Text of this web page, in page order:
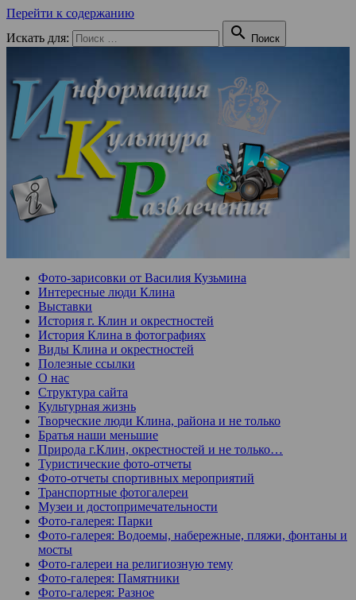
Перейти к содержанию
Искать для:
 Поиск
Фото-зарисовки от Василия Кузьмина
Интересные люди Клина
Выставки
История г. Клин и окрестностей
История Клина в фотографиях
Виды Клина и окрестностей
Полезные ссылки
О нас
Структура сайта
Культурная жизнь
Творческие люди Клина, района и не только
Братья наши меньшие
Природа г.Клин, окрестностей и не только…
Туристические фото-отчеты
Фото-отчеты спортивных мероприятий
Транспортные фотогалереи
Музеи и достопримечательности
Фото-галерея: Парки
Фото-галерея: Водоемы, набережные, пляжи, фонтаны и
мосты
Фото-галереи на религиозную тему
Фото-галерея: Памятники
Фото-галерея: Разное